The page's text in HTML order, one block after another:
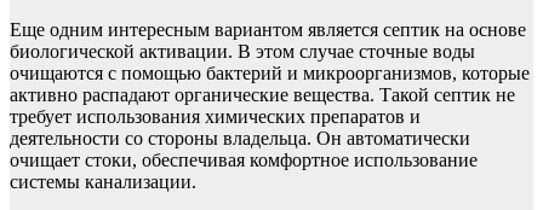
Еще одним интересным вариантом является септик на основе
биологической активации. В этом случае сточные воды
очищаются с помощью бактерий и микроорганизмов, которые
активно распадают органические вещества. Такой септик не
требует использования химических препаратов и
деятельности со стороны владельца. Он автоматически
очищает стоки, обеспечивая комфортное использование
системы канализации.